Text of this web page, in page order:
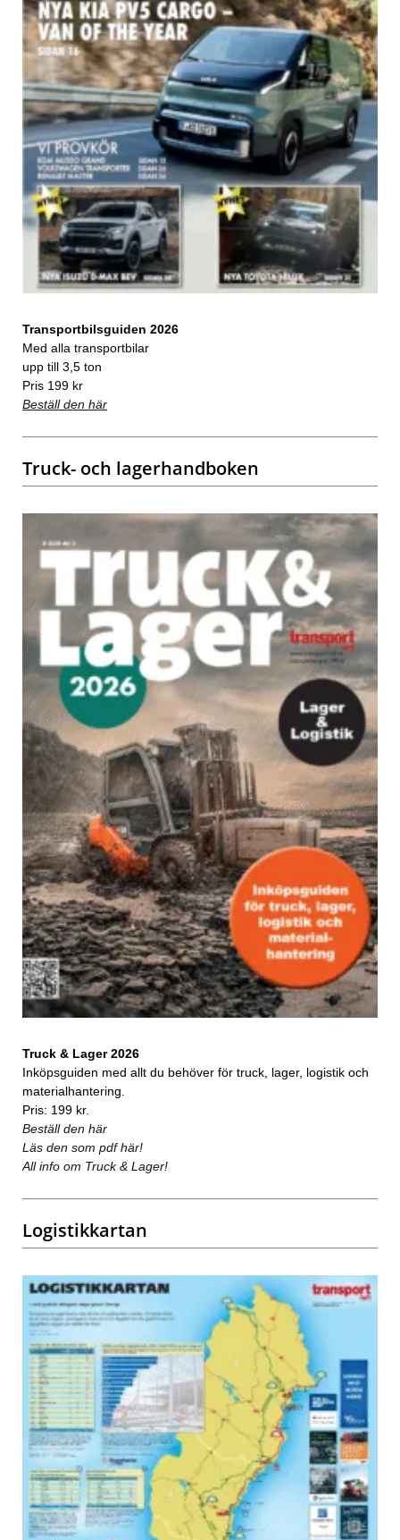
Transportbilsguiden 2026
Med alla transportbilar
upp till 3,5 ton
Pris 199 kr
Beställ den här
Truck- och lagerhandboken
Truck & Lager 2026
Inköpsguiden med allt du behöver för truck, lager, logistik och
materialhantering.
Pris: 199 kr.
Beställ den här
Läs den som pdf här!
All info om Truck & Lager!
Logistikkartan